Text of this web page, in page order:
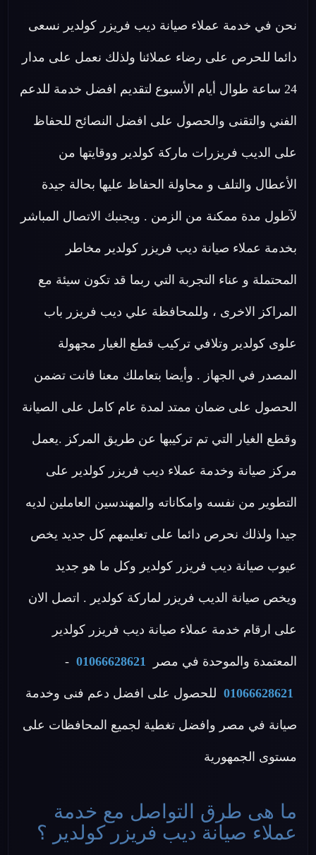
نحن في خدمة عملاء صيانة ديب فريزر كولدير نسعى
دائما للحرص على رضاء عملائنا ولذلك نعمل على مدار
24 ساعة طوال أيام الأسبوع لتقديم افضل خدمة للدعم
الفني والتقنى والحصول على افضل النصائح للحفاظ
على الديب فريزرات ماركة كولدير ووقايتها من
الأعطال والتلف و محاولة الحفاظ عليها بحالة جيدة
لآطول مدة ممكنة من الزمن . ويجنبك الاتصال المباشر
بخدمة عملاء صيانة ديب فريزر كولدير مخاطر
المحتملة و عناء التجربة التي ربما قد تكون سيئة مع
المراكز الاخرى ، وللمحافظة علي ديب فريزر باب
علوى كولدير وتلافي تركيب قطع الغيار مجهولة
المصدر في الجهاز . وأيضا بتعاملك معنا فانت تضمن
الحصول على ضمان ممتد لمدة عام كامل على الصيانة
وقطع الغيار التي تم تركيبها عن طريق المركز .يعمل
مركز صيانة وخدمة عملاء ديب فريزر كولدير على
التطوير من نفسه وامكاناته والمهندسين العاملين لديه
جيدا ولذلك نحرص دائما على تعليمهم كل جديد يخص
عيوب صيانة ديب فريزر كولدير وكل ما هو جديد
ويخص صيانة الديب فريزر لماركة كولدير . اتصل الان
على ارقام خدمة عملاء صيانة ديب فريزر كولدير
المعتمدة والموحدة في مصر 01066628621
-
01066628621 للحصول على افضل دعم فنى وخدمة
صيانة في مصر وافضل تغطية لجميع المحافظات على
مستوى الجمهورية
ما هى طرق التواصل مع خدمة
عملاء صيانة ديب فريزر كولدير ؟